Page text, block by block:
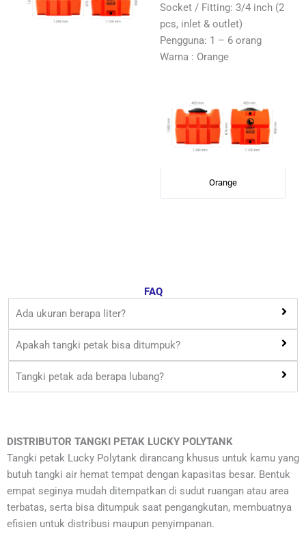
Socket / Fitting: 3/4 inch (2
pcs, inlet & outlet)
Pengguna: 1 – 6 orang
Warna : Orange
Orange
FAQ
Ada ukuran berapa liter?
Apakah tangki petak bisa ditumpuk?
Tangki petak ada berapa lubang?
DISTRIBUTOR TANGKI PETAK LUCKY POLYTANK
Tangki petak Lucky Polytank dirancang khusus untuk kamu yang
butuh tangki air hemat tempat dengan kapasitas besar. Bentuk
empat seginya mudah ditempatkan di sudut ruangan atau area
terbatas, serta bisa ditumpuk saat pengangkutan, membuatnya
efisien untuk distribusi maupun penyimpanan.